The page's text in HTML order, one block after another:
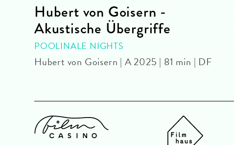
Hubert von Goisern -
Akustische Übergriffe
POOLINALE NIGHTS
Hubert von Goisern | A 2025 | 81 min | DF